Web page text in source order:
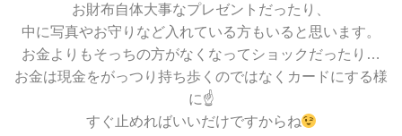
お財布自体大事なプレゼントだったり、
中に写真やお守りなど入れている方もいると思います。
お金よりもそっちの方がなくなってショックだったり…
お金は現金をがっつり持ち歩くのではなくカードにする様
に☝
すぐ止めればいいだけですからね